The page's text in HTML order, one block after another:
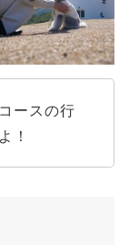
ースの行
！